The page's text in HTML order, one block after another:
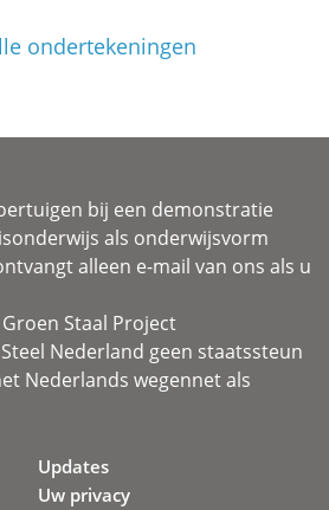
ondertekeningen
bij een demonstratie
als onderwijsvorm
alleen e-mail van ons als u
Staal Project
Nederland geen staatssteun
Nederlands wegennet als
Updates
Uw privacy